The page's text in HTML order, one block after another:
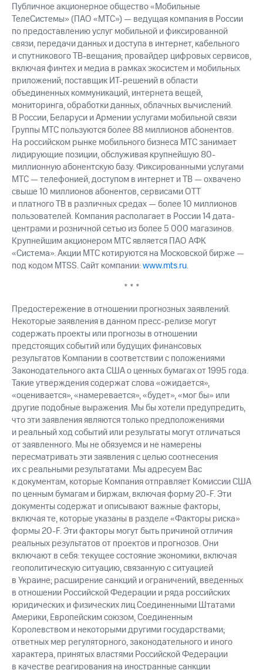
Публичное акционерное общество «Мобильные
ТелеСистемы» (ПАО «МТС») — ведущая компания в России
по предоставлению услуг мобильной и фиксированной
связи, передачи данных и доступа в интернет, кабельного
и спутникового ТВ-вещания; провайдер цифровых сервисов,
включая финтех и медиа в рамках экосистем и мобильных
приложений; поставщик ИТ-решений в области
объединенных коммуникаций, интернета вещей,
мониторинга, обработки данных, облачных вычислений.
В России, Беларуси и Армении услугами мобильной связи
Группы МТС пользуются более 88 миллионов абонентов.
На российском рынке мобильного бизнеса МТС занимает
лидирующие позиции, обслуживая крупнейшую 80-
миллионную абонентскую базу. Фиксированными услугами
МТС — телефонией, доступом в интернет и ТВ — охвачено
свыше 10 миллионов абонентов, сервисами OTT
и платного ТВ в различных средах — более 10 миллионов
пользователей. Компания располагает в России 14 дата-
центрами и розничной сетью из более 5 000 магазинов.
Крупнейшим акционером МТС является ПАО АФК
«Система». Акции МТС котируются на Московской бирже —
под кодом MTSS. Сайт компании:www.mts.ru.
* * *
Предостережение в отношении прогнозных заявлений.
Некоторые заявления в данном пресс-релизе могут
содержать проекты или прогнозы в отношении
предстоящих событий или будущих финансовых
результатов Компании в соответствии с положениями
Законодательного акта США о ценных бумагах от 1995 года.
Такие утверждения содержат слова «ожидается»,
«оценивается», «намеревается», «будет», «мог бы» или
другие подобные выражения. Мы бы хотели предупредить,
что эти заявления являются только предположениями
и реальный ход событий или результаты могут отличаться
от заявленного. Мы не обязуемся и не намерены
пересматривать эти заявления с целью соотнесения
их с реальными результатами. Мы адресуем Вас
к документам, которые Компания отправляет Комиссии США
по ценным бумагам и биржам, включая форму 20-F. Эти
документы содержат и описывают важные факторы,
включая те, которые указаны в разделе «Факторы риска»
формы 20-F. Эти факторы могут быть причиной отличия
реальных результатов от проектов и прогнозов. Они
включают в себя: текущее состояние экономики, включая
геополитическую ситуацию, связанную с ситуацией
в Украине; расширение санкций и ограничений, введенных
в отношении Российской Федерации и ряда российских
юридических и физических лиц Соединенными Штатами
Америки, Европейским союзом, Соединенным
Королевством и некоторыми другими государствами;
ответных мер регуляторного, законодательного и иного
характера, принятых властями Российской Федерации
в качестве реагирования на иностранные санкции